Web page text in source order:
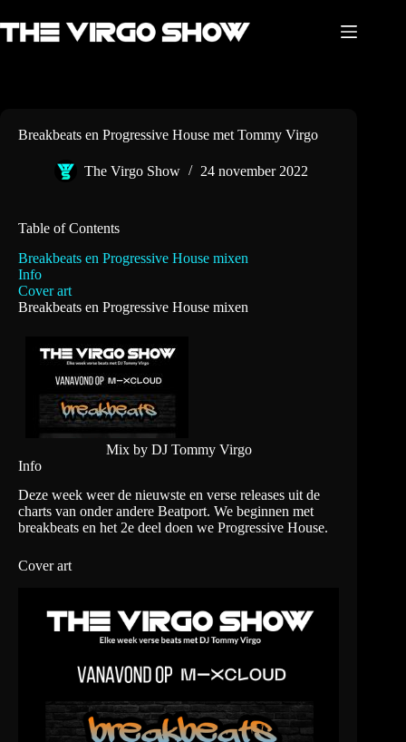
naar
de
Breakbeats en Progressive House met Tommy Virgo
The Virgo Show 24 november 2022
Table of Contents
Breakbeats en Progressive House mixen
Info
Cover art
Breakbeats en Progressive House mixen
Mix by DJ Tommy Virgo
Info
Deze week weer de nieuwste en verse releases uit de
charts van onder andere Beatport. We beginnen met
breakbeats en het 2e deel doen we Progressive House.
Cover art